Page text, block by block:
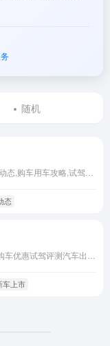
随机
态
车上市